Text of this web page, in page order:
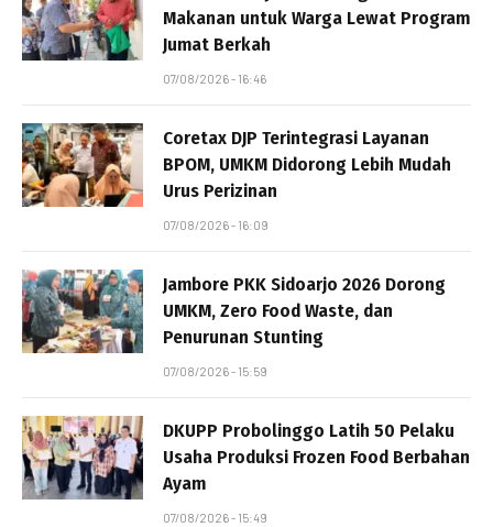
Makanan untuk Warga Lewat Program
Jumat Berkah
07/08/2026 - 16:46
Coretax DJP Terintegrasi Layanan
BPOM, UMKM Didorong Lebih Mudah
Urus Perizinan
07/08/2026 - 16:09
Jambore PKK Sidoarjo 2026 Dorong
UMKM, Zero Food Waste, dan
Penurunan Stunting
07/08/2026 - 15:59
DKUPP Probolinggo Latih 50 Pelaku
Usaha Produksi Frozen Food Berbahan
Ayam
07/08/2026 - 15:49